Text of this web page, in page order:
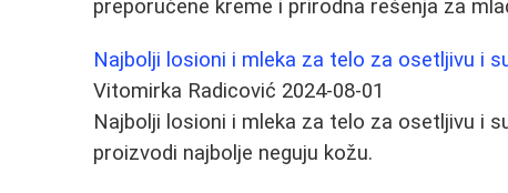
preporučene kreme i prirodna rešenja za
Najbolji losioni i mleka za telo za osetljivu i
Vitomirka Radicović 2024-08-01
Najbolji losioni i mleka za telo za osetljivu i
proizvodi najbolje neguju kožu.